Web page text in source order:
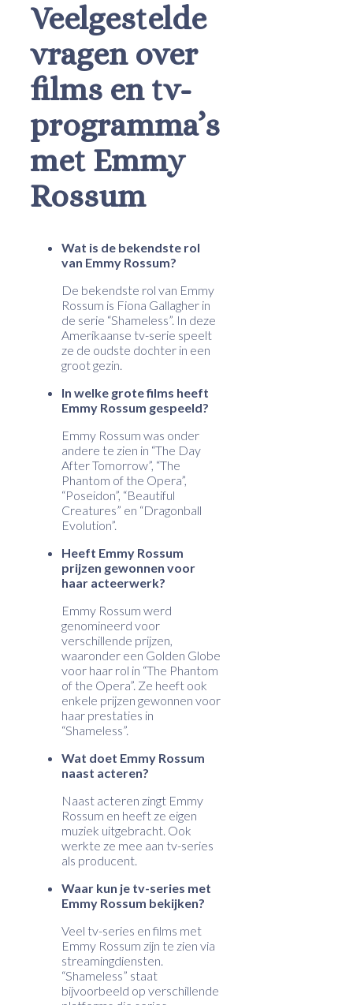
Veelgestelde
vragen over
films en tv-
programma’s
met Emmy
Rossum
Wat is de bekendste rol
van Emmy Rossum?
De bekendste rol van Emmy
Rossum is Fiona Gallagher in
de serie “Shameless”. In deze
Amerikaanse tv-serie speelt
ze de oudste dochter in een
groot gezin.
In welke grote films heeft
Emmy Rossum gespeeld?
Emmy Rossum was onder
andere te zien in “The Day
After Tomorrow”, “The
Phantom of the Opera”,
“Poseidon”, “Beautiful
Creatures” en “Dragonball
Evolution”.
Heeft Emmy Rossum
prijzen gewonnen voor
haar acteerwerk?
Emmy Rossum werd
genomineerd voor
verschillende prijzen,
waaronder een Golden Globe
voor haar rol in “The Phantom
of the Opera”. Ze heeft ook
enkele prijzen gewonnen voor
haar prestaties in
“Shameless”.
Wat doet Emmy Rossum
naast acteren?
Naast acteren zingt Emmy
Rossum en heeft ze eigen
muziek uitgebracht. Ook
werkte ze mee aan tv-series
als producent.
Waar kun je tv-series met
Emmy Rossum bekijken?
Veel tv-series en films met
Emmy Rossum zijn te zien via
streamingdiensten.
“Shameless” staat
bijvoorbeeld op verschillende